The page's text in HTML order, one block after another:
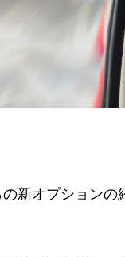
新オプションの